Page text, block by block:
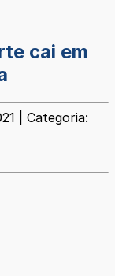
cai em
| Categoria: